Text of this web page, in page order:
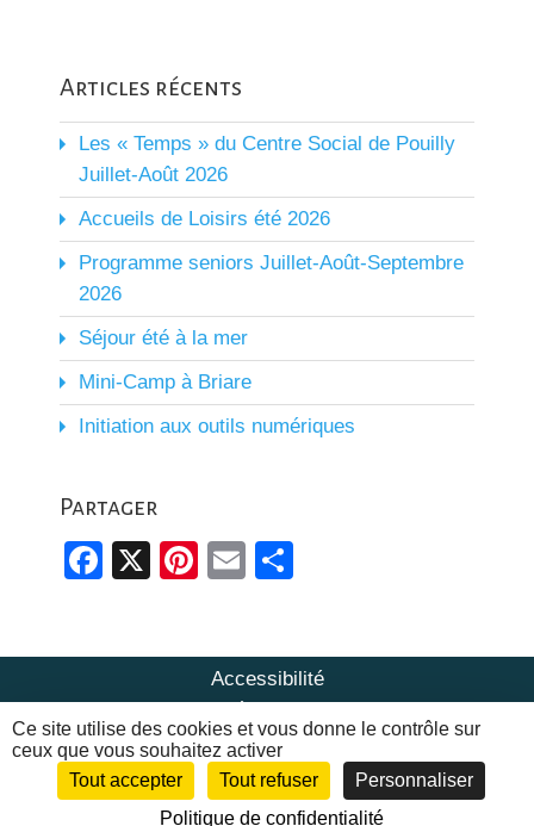
Articles récents
Les « Temps » du Centre Social de Pouilly
Juillet-Août 2026
Accueils de Loisirs été 2026
Programme seniors Juillet-Août-Septembre
2026
Séjour été à la mer
Mini-Camp à Briare
Initiation aux outils numériques
Partager
Facebook
X Pinterest
Email
Accessibilité
confidentialité
© Centre Social de Pouilly-sur-Loire |Site web
Ce site utilise des cookies et vous donne le contrôle sur
ceux que vous souhaitez activer
Tout accepter
Tout refuser
Personnaliser
Politique de confidentialité